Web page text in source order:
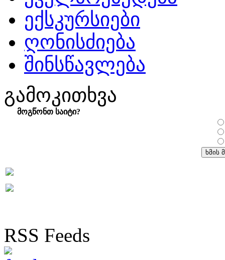
ექსკურსიები
ღონისძიება
შინსწავლება
გამოკითხვა
მოგწონთ საიტი?
RSS Feeds